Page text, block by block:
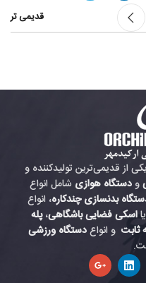
قدیمی تر
از قدیمی‌ترین تولیدکننده و
ودستگاه هوازی شامل انواع
بدنسازی چندکاره، انواع
یااسکی فضایی باشگاهی،پله
ثابت و انواعدستگاه ورزشی